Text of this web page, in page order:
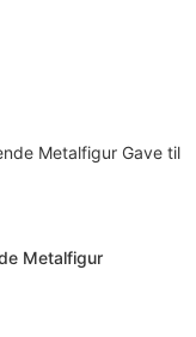
Metalfigur